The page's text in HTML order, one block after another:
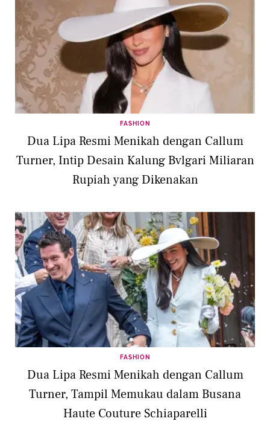
FASHION
Dua Lipa Resmi Menikah dengan Callum
Turner, Intip Desain Kalung Bvlgari Miliaran
Rupiah yang Dikenakan
FASHION
Dua Lipa Resmi Menikah dengan Callum
Turner, Tampil Memukau dalam Busana
Haute Couture Schiaparelli